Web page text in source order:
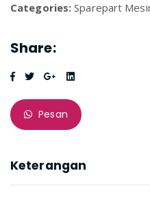
Categories:Sparepart
Share:
Pesan
Keterangan